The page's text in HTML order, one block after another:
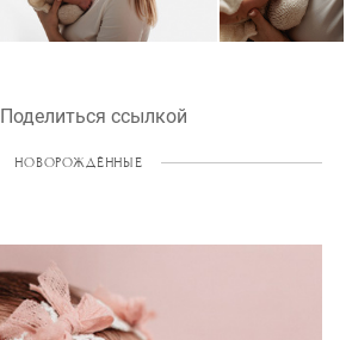
Поделиться ссылкой
НОВОРОЖДЁННЫЕ